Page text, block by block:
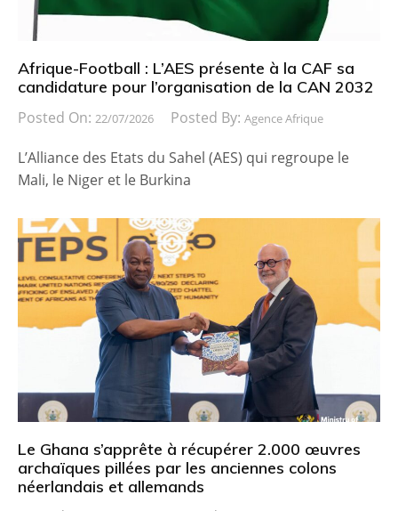
Afrique-Football : L’AES présente à la CAF sa
candidature pour l’organisation de la CAN 2032
Posted On: 22/07/2026 Posted By: Agence Afrique
L’Alliance des Etats du Sahel (AES) qui regroupe le
Mali, le Niger et le Burkina
Le Ghana s’apprête à récupérer 2.000 œuvres
archaïques pillées par les anciennes colons
néerlandais et allemands